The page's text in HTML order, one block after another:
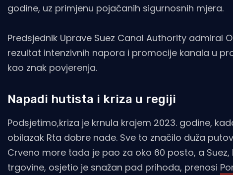
godine, uz primjenu pojačanih sigurnosnih mjera.
Predsjednik Uprave Suez Canal Authority admiral
rezultat intenzivnih napora i promocije kanala u
kao znak povjerenja.
Napadi hutista i kriza u regiji
Podsjetimo,kriza je krnula krajem 2023. godine,
obilazak Rta dobre nade. Sve to značilo duža
Crveno more tada je pao za oko 60 posto, a
trgovine, osjetio je snažan pad prihoda, prenosi